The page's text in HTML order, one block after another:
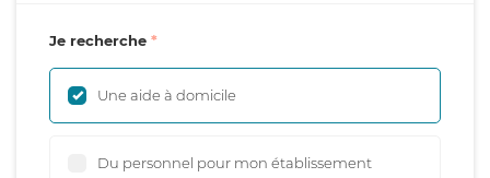
Je recherche
Une aide à domicile
Du personnel pour mon établissement